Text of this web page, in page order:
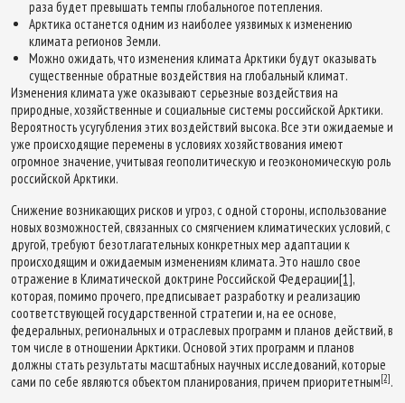
раза будет превышать темпы глобальногое потепления.
Арктика останется одним из наиболее уязвимых к изменению
климата регионов Земли.
Можно ожидать, что изменения климата Арктики будут оказывать
существенные обратные воздействия на глобальный климат.
Изменения климата уже оказывают серьезные воздействия на
природные, хозяйственные и социальные системы российской Арктики.
Вероятность усугубления этих воздействий высока. Все эти ожидаемые и
уже происходящие перемены в условиях хозяйствования имеют
огромное значение, учитывая геополитическую и геоэкономическую роль
российской Арктики.
Снижение возникающих рисков и угроз, с одной стороны, использование
новых возможностей, связанных со смягчением климатических условий, с
другой, требуют безотлагательных конкретных мер адаптации к
происходящим и ожидаемым изменениям климата. Это нашло свое
отражение в Климатической доктрине Российской Федерации[1],
которая, помимо прочего, предписывает разработку и реализацию
соответствующей государственной стратегии и, на ее основе,
федеральных, региональных и отраслевых программ и планов действий, в
том числе в отношении Арктики. Основой этих программ и планов
должны стать результаты масштабных научных исследований, которые
сами по себе являются объектом планирования, причем приоритетным[2].